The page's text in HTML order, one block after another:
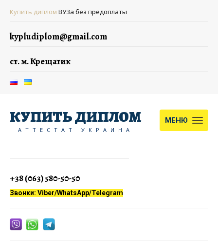
Купить диплом ВУЗа без предоплаты
kypludiplom@gmail.com
ст. м. Крещатик
+38 (063) 580-50-50
Звонки: Viber/WhatsApp/Telegram
КУПИТЬ ДИПЛОМ
АТТЕСТАТ УКРАИНА
МЕНЮ